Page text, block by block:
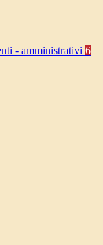
- amministrativi 6